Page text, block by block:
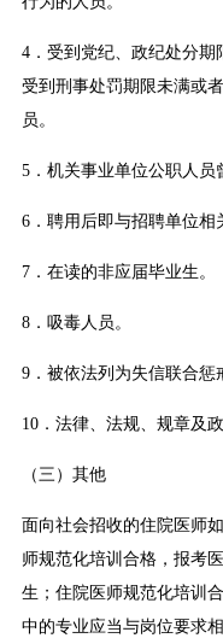
4．受到党纪、政纪处分期
受到刑事处罚期限未满或
员。
5．机关事业单位公职人员
6．聘用后即与招聘单位相
7．在读的非应届毕业生。
8．吸毒人员。
9．被依法列为失信联合惩
10．法律、法规、规章及
（三）其他
面向社会招收的住院医师
师规范化培训合格，报考
生；住院医师规范化培训
中的专业应当与岗位要求